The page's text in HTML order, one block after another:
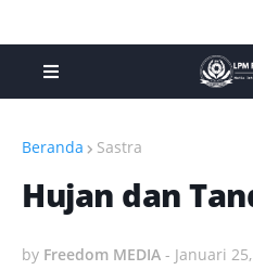
Beranda Sastra
Hujan dan
by Freedom MEDIA - Januari